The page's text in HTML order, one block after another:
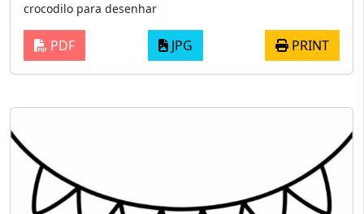
crocodilo para desenhar
PDF JPG PRINT